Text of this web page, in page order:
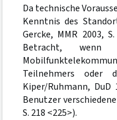
Da technische
Kenntnis des
Gercke, MMR 2003,
Betracht,
Teilnehmers oder
Kiper/Ruhmann,
Benutzer
S. 218 <225>).